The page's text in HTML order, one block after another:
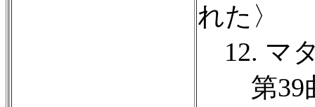
れた〉
12. マ
第39曲